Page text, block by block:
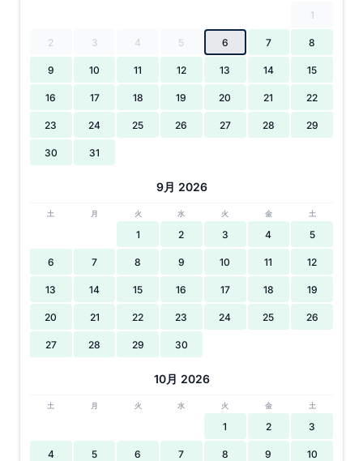
1
2 3 4 5 6 7 8
9 10 11 12 13 14 15
16 17 18 19 20 21 22
23 24 25 26 27 28 29
30 31
9月 2026
土 月 火 水 火 金 土
1 2 3 4 5
6 7 8 9 10 11 12
13 14 15 16 17 18 19
20 21 22 23 24 25 26
27 28 29 30
10月 2026
土 月 火 水 火 金 土
1 2 3
4 5 6 7 8 9 10